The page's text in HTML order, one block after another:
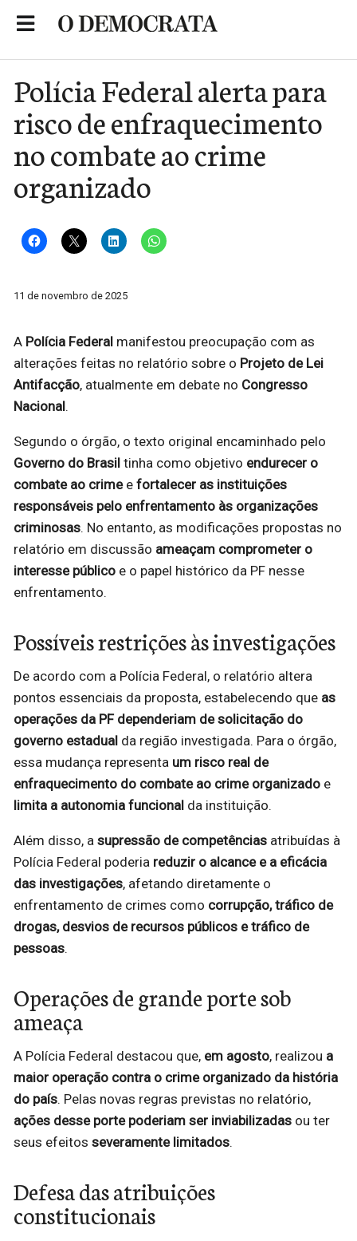
Polícia Federal alerta para
risco de enfraquecimento
no combate ao crime
organizado
11 de novembro de 2025
A Polícia Federal manifestou preocupação com as
alterações feitas no relatório sobre o Projeto de Lei
Antifacção, atualmente em debate no Congresso
Nacional.
Segundo o órgão, o texto original encaminhado pelo
Governo do Brasil tinha como objetivo endurecer o
combate ao crimee fortalecer as instituições
responsáveis pelo enfrentamento às organizações
criminosas. No entanto, as modificações propostas no
relatório em discussão ameaçam comprometer o
interesse público e o papel histórico da PF nesse
enfrentamento.
Possíveis restrições às investigações
De acordo com a Polícia Federal, o relatório altera
pontos essenciais da proposta, estabelecendo que as
operações da PF dependeriam de solicitação do
governo estadual da região investigada. Para o órgão,
essa mudança representa um risco real de
enfraquecimento do combate ao crime organizado e
limita a autonomia funcional da instituição.
Além disso, a supressão de competências atribuídas à
Polícia Federal poderia reduzir o alcance e a eficácia
das investigações, afetando diretamente o
enfrentamento de crimes como corrupção, tráfico de
drogas, desvios de recursos públicos e tráfico de
pessoas.
Operações de grande porte sob
ameaça
A Polícia Federal destacou que, em agosto, realizou a
maior operação contra o crime organizado da história
do país. Pelas novas regras previstas no relatório,
ações desse porte poderiam ser inviabilizadas ou ter
seus efeitos severamente limitados.
Defesa das atribuições
constitucionais